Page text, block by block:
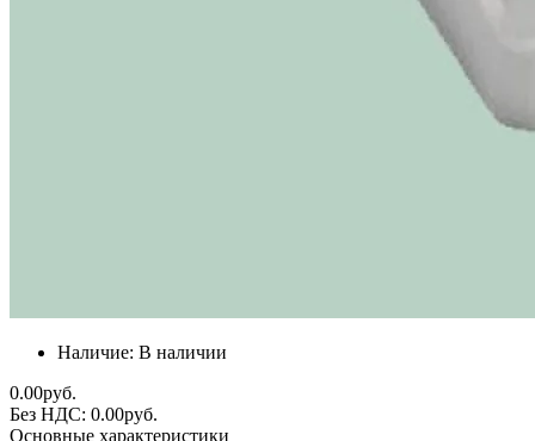
Наличие: В наличии
0.00руб.
Без НДС: 0.00руб.
Основные характеристики